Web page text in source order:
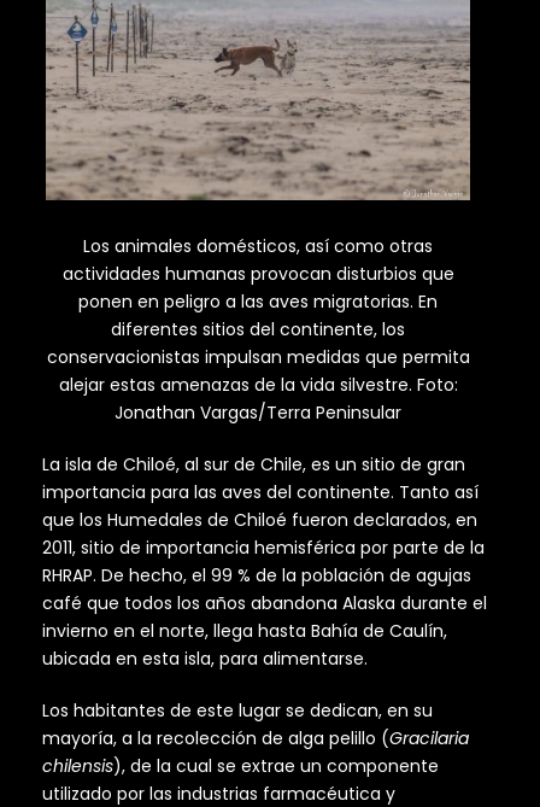
Los animales domésticos, así como otras
actividades humanas provocan disturbios que
ponen en peligro a las aves migratorias. En
diferentes sitios del continente, los
conservacionistas impulsan medidas que permita
alejar estas amenazas de la vida silvestre. Foto:
Jonathan Vargas/Terra Peninsular
La isla de Chiloé, al sur de Chile, es un sitio de gran
importancia para las aves del continente. Tanto así
que los Humedales de Chiloé fueron declarados, en
2011, sitio de importancia hemisférica por parte de la
RHRAP. De hecho, el 99 % de la población de agujas
café que todos los años abandona Alaska durante el
invierno en el norte, llega hasta Bahía de Caulín,
ubicada en esta isla, para alimentarse.
Los habitantes de este lugar se dedican, en su
mayoría, a la recolección de alga pelillo (Gracilaria
chilensis), de la cual se extrae un componente
utilizado por las industrias farmacéutica y